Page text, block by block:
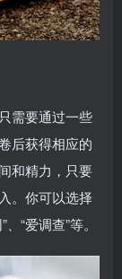
需要通过一些
后获得相应的
和精力，只要
。你可以选择
“爱调查”等。